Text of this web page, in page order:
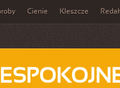
Cienie Kleszcze